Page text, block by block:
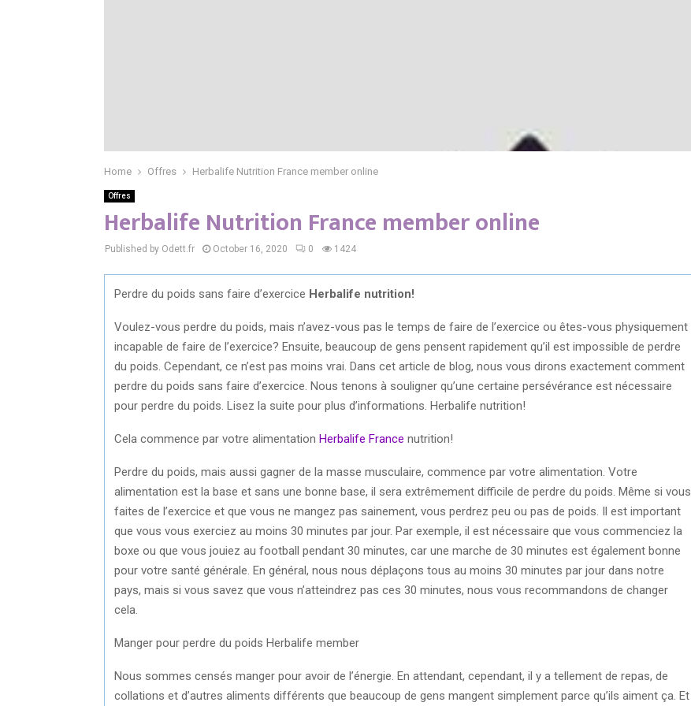
Home Offres Herbalife Nutrition France member online
Offres
Herbalife Nutrition France member online
Published by Odett.fr October 16, 2020 0 1424
Perdre du poids sans faire d’exercice Herbalife nutrition!
Voulez-vous perdre du poids, mais n’avez-vous pas le temps de faire de l’exercice ou êtes-vous physiquement
incapable de faire de l’exercice? Ensuite, beaucoup de gens pensent rapidement qu’il est impossible de perdre
du poids. Cependant, ce n’est pas moins vrai. Dans cet article de blog, nous vous dirons exactement comment
perdre du poids sans faire d’exercice. Nous tenons à souligner qu’une certaine persévérance est nécessaire
pour perdre du poids. Lisez la suite pour plus d’informations. Herbalife nutrition!
Cela commence par votre alimentation Herbalife France nutrition!
Perdre du poids, mais aussi gagner de la masse musculaire, commence par votre alimentation. Votre
alimentation est la base et sans une bonne base, il sera extrêmement difficile de perdre du poids. Même si vous
faites de l’exercice et que vous ne mangez pas sainement, vous perdrez peu ou pas de poids. Il est important
que vous vous exerciez au moins 30 minutes par jour. Par exemple, il est nécessaire que vous commenciez la
boxe ou que vous jouiez au football pendant 30 minutes, car une marche de 30 minutes est également bonne
pour votre santé générale. En général, nous nous déplaçons tous au moins 30 minutes par jour dans notre
pays, mais si vous savez que vous n’atteindrez pas ces 30 minutes, nous vous recommandons de changer
cela.
Manger pour perdre du poids Herbalife member
Nous sommes censés manger pour avoir de l’énergie. En attendant, cependant, il y a tellement de repas, de
collations et d’autres aliments différents que beaucoup de gens mangent simplement parce qu’ils aiment ça. Et